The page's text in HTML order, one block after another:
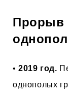
Прорыв
•2019 год.
однополых